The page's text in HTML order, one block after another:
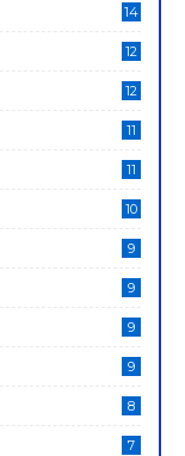
14
12
12
11
11
10
9
9
9
9
8
7